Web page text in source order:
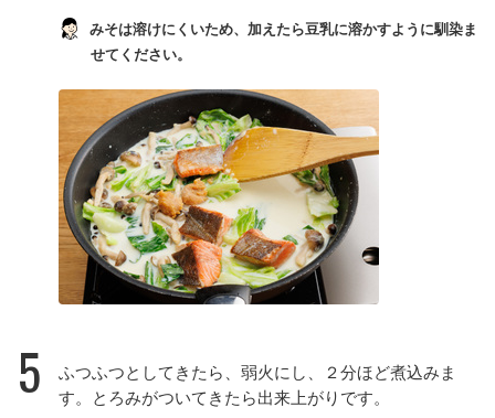
みそは溶けにくいため、加えたら豆乳に溶かすように馴染ま
せてください。
5
ふつふつとしてきたら、弱火にし、２分ほど煮込みま
す。とろみがついてきたら出来上がりです。